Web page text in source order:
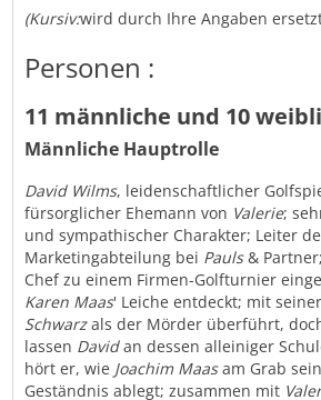
(Kursiv:wird durch Ihre Angaben
Personen :
11 männliche und 10
Männliche Hauptrolle
David Wilms, leidenschaftlicher
fürsorglicher Ehemann von Valerie;
und sympathischer Charakter; Leiter
Marketingabteilung bei Pauls&
Chef zu einem Firmen-Golfturnier
Karen Maas' Leiche entdeckt; mit
Schwarzals der Mörder überführt,
lassen Davidan dessen alleiniger
hört er, wie Joachim Maasam Grab
Geständnis ablegt; zusammen mit